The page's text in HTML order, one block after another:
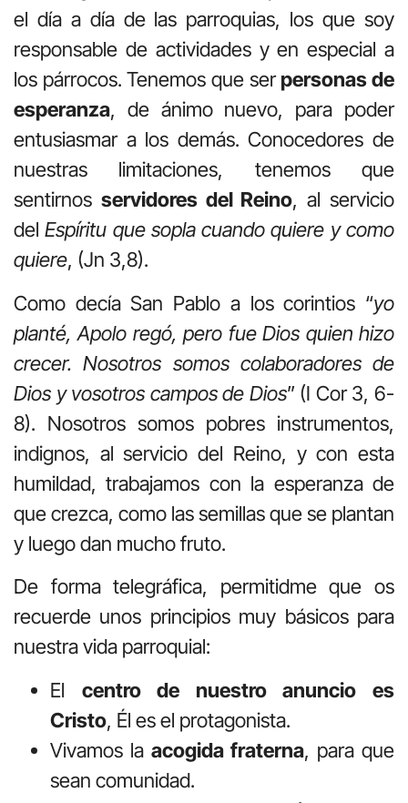
el día a día de las parroquias, los que soy
responsable de actividades y en especial a
los párrocos. Tenemos que serpersonas de
esperanza, de ánimo nuevo, para poder
entusiasmar a los demás. Conocedores de
nuestras limitaciones, tenemos que
sentirnos servidores del Reino, al servicio
delEspíritu que sopla cuando quiere y como
quiere, (Jn 3,8).
Como decía San Pablo a los corintios “yo
planté, Apolo regó, pero fue Dios quien hizo
crecer. Nosotros somos colaboradores de
Dios y vosotros campos de Dios” (I Cor 3, 6-
8). Nosotros somos pobres instrumentos,
indignos, al servicio del Reino, y con esta
humildad, trabajamos con la esperanza de
que crezca, como las semillas que se plantan
y luego dan mucho fruto.
De forma telegráfica, permitidme que os
recuerde unos principios muy básicos para
nuestra vida parroquial:
El centro de nuestro anuncio es
Cristo, Él es el protagonista.
Vivamos la acogida fraterna, para que
sean comunidad.